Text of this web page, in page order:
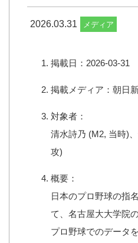
2026.03.31 メディア
掲載日：2026-03-31
掲載メディア：朝日
対象者：
清水詩乃 (M2, 当時)
攻)
概要：
日本のプロ野球の指
て、名古屋大大学院
プロ野球でのデータ